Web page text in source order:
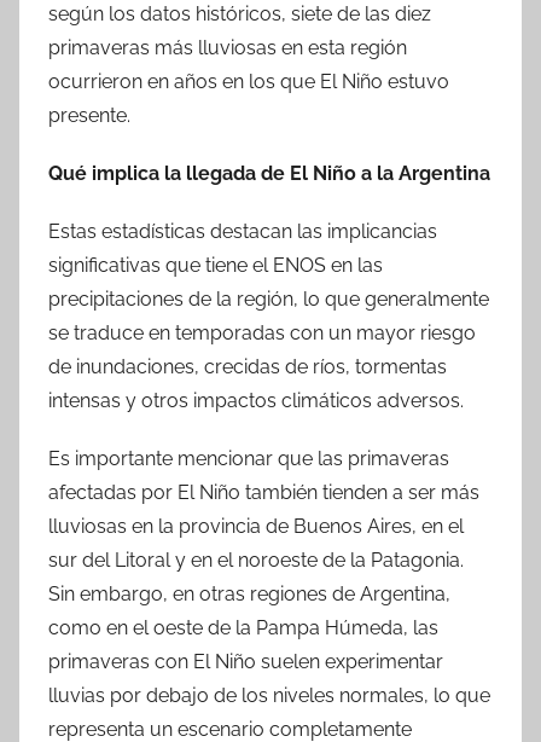
según los datos históricos, siete de las diez
primaveras más lluviosas en esta región
ocurrieron en años en los que El Niño estuvo
presente.
Qué implica la llegada de El Niño a la Argentina
Estas estadísticas destacan las implicancias
significativas que tiene el ENOS en las
precipitaciones de la región, lo que generalmente
se traduce en temporadas con un mayor riesgo
de inundaciones, crecidas de ríos, tormentas
intensas y otros impactos climáticos adversos.
Es importante mencionar que las primaveras
afectadas por El Niño también tienden a ser más
lluviosas en la provincia de Buenos Aires, en el
sur del Litoral y en el noroeste de la Patagonia.
Sin embargo, en otras regiones de Argentina,
como en el oeste de la Pampa Húmeda, las
primaveras con El Niño suelen experimentar
lluvias por debajo de los niveles normales, lo que
representa un escenario completamente